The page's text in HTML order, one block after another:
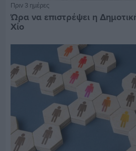
Πριν 3 ημέρες
Ώρα να επιστρέψει η
Χίο